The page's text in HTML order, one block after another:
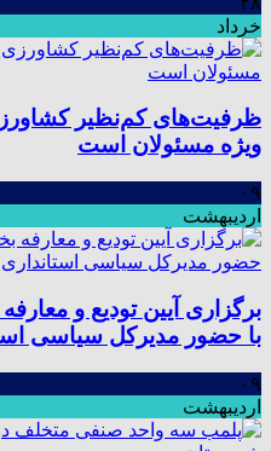
خرداد
ظرفیت‌های کم‌نظیر
ویژه مسئولان است
۰۹
اردیبهشت
برگزاری آیین تودیع و
با حضور مدیرکل سیاسی
۰۹
اردیبهشت